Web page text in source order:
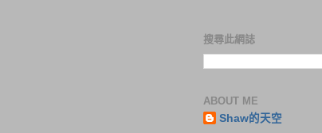
搜尋此網誌
ABOUT ME
Shaw的天空